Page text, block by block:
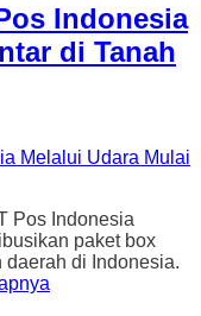
Indonesia
di Tanah
Pos Indonesia
paket box
di Indonesia.